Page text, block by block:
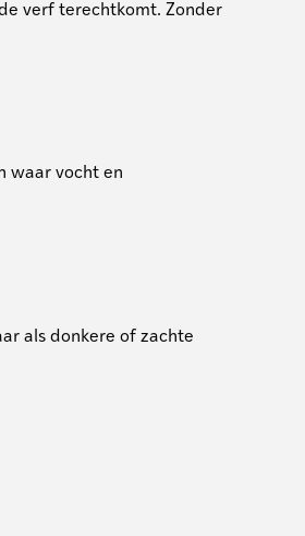
verf terechtkomt. Zonder
waar vocht en
als donkere of zachte